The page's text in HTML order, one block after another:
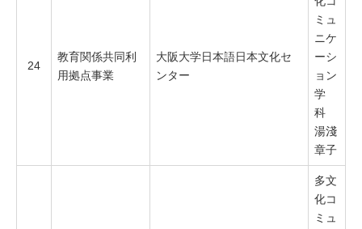
24
教育関係共同利
用拠点事業
大阪大学日本語日本文化セ
ンター
ミュ
ニケ
ーシ
ョン
学
科
湯淺
章子
多文
化コ
ミュ